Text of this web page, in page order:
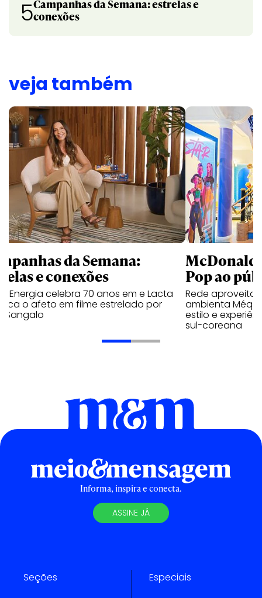
5Campanhas da Semana: estrelas e
conexões
veja também
da Semana:
e conexões
Energia celebra 70 anos em e Lacta
o afeto em filme estrelado por
Sangalo
Pop ao
Rede aproveita
ambienta Méqui
estilo e
sul-coreana
Informa, inspira e conecta.
ASSINE JÁ
Seções Especiais